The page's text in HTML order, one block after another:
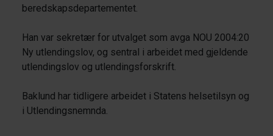
beredskapsdepartementet.
Han var sekretær for utvalget som avga NOU 2004:20
Ny utlendingslov, og sentral i arbeidet med gjeldende
utlendingslov og utlendingsforskrift.
Baklund har tidligere arbeidet i Statens helsetilsyn og
i Utlendingsnemnda.